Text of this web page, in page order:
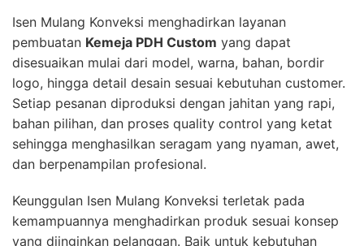
Isen Mulang Konveksi menghadirkan layanan
pembuatan Kemeja PDH Custom yang dapat
disesuaikan mulai dari model, warna, bahan, bordir
logo, hingga detail desain sesuai kebutuhan customer.
Setiap pesanan diproduksi dengan jahitan yang rapi,
bahan pilihan, dan proses quality control yang ketat
sehingga menghasilkan seragam yang nyaman, awet,
dan berpenampilan profesional.
Keunggulan Isen Mulang Konveksi terletak pada
kemampuannya menghadirkan produk sesuai konsep
yang diinginkan pelanggan. Baik untuk kebutuhan